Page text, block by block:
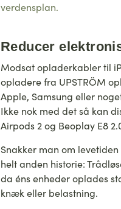
verdensplan.
Reducer
Modsat opladerkabler til
opladere fra UPSTRÖM
Apple, Samsung eller
Ikke nok med det så kan
Airpods 2 og Beoplay E8
Snakker man om
helt anden historie:
da éns enheder oplades
knæk eller belastning.